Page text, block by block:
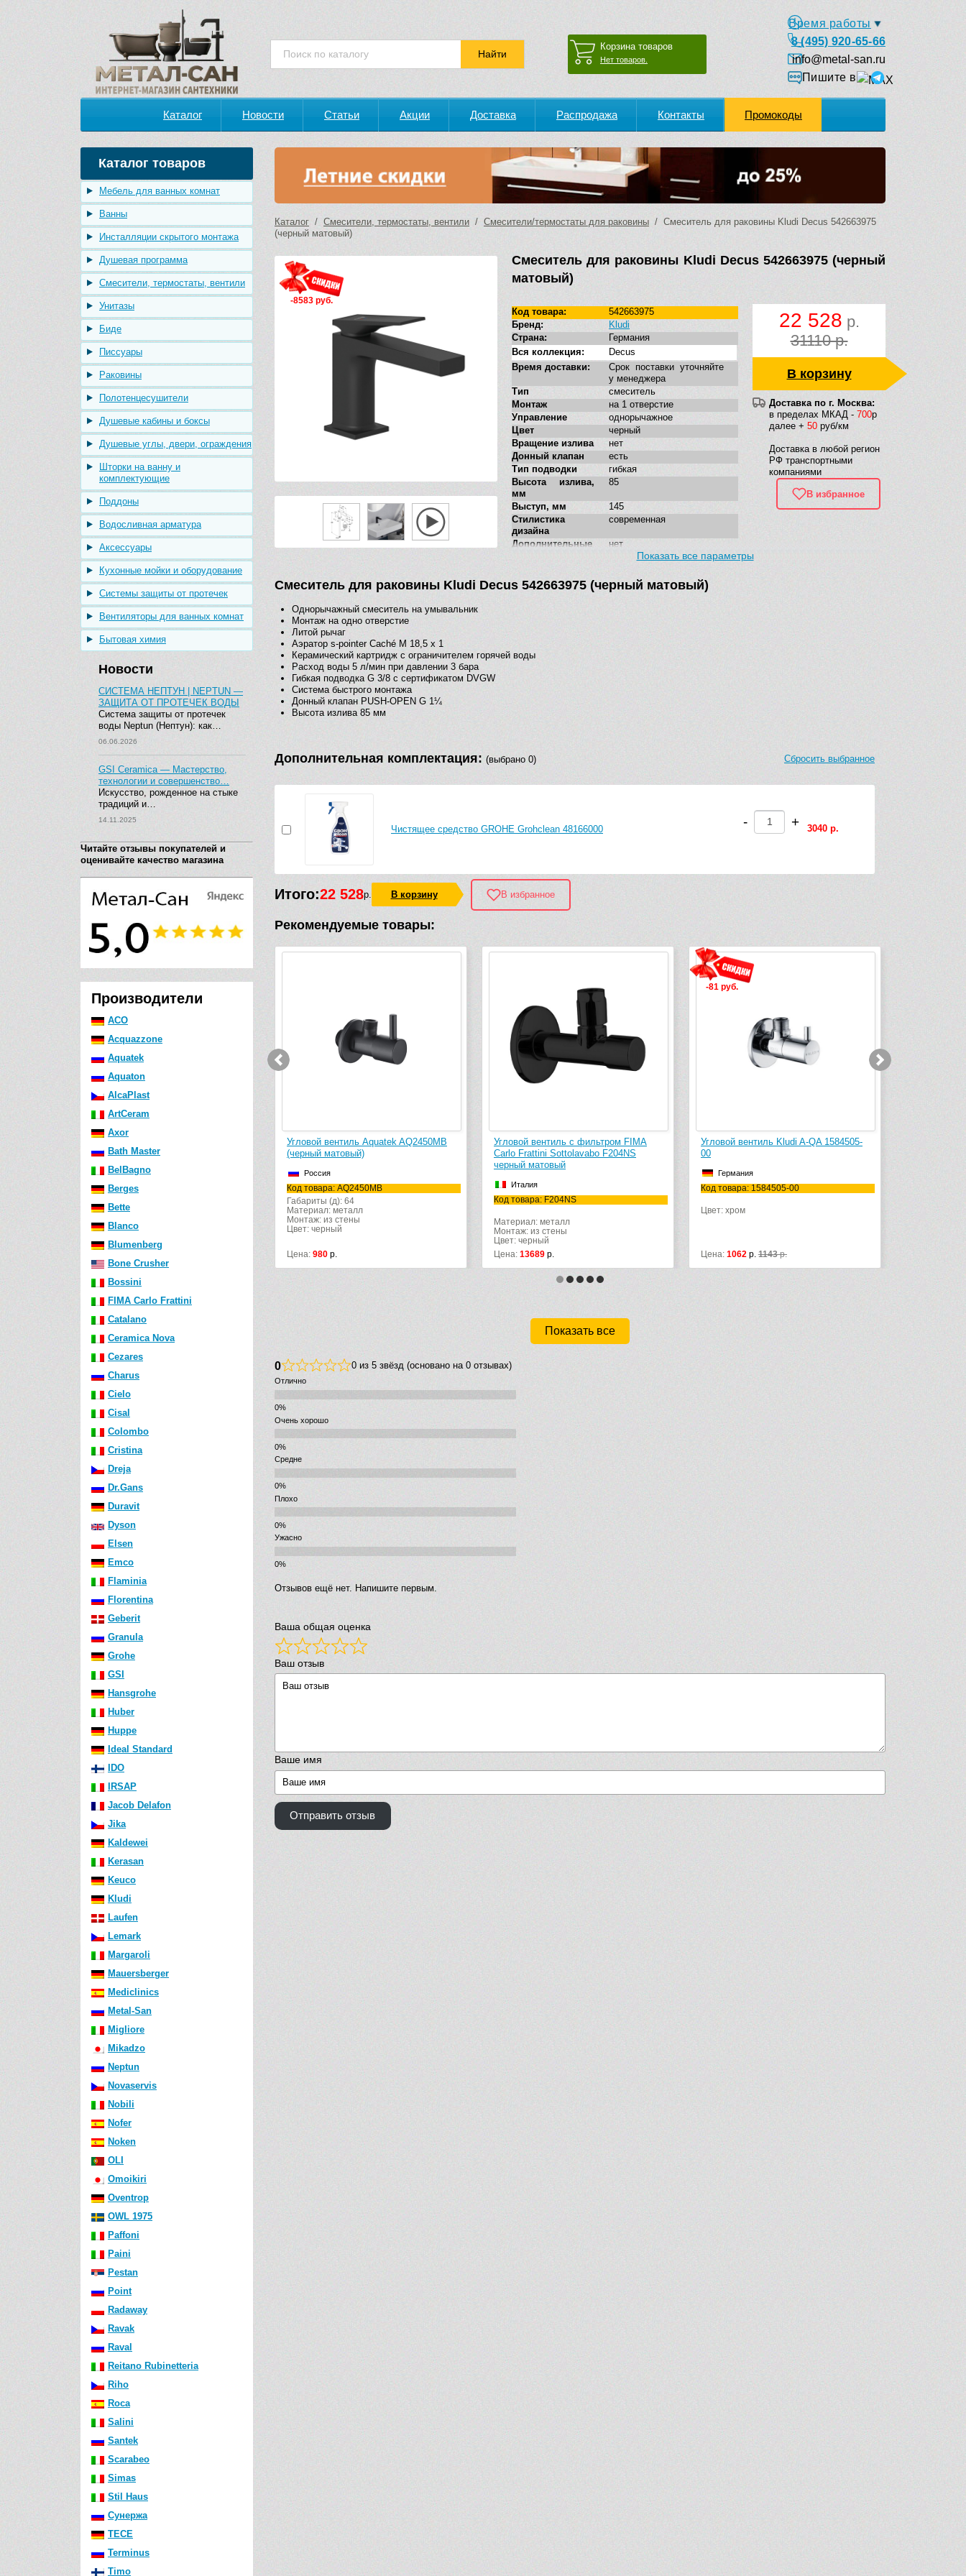
Корзина товаров
Нет товаров.
Время работы
8 (495) 920-65-66
info@metal-san.ru
Пишите в
Каталог Новости Статьи Акции Доставка Распродажа Контакты Промокоды
Каталог товаров
Мебель для ванных комнат
Ванны
Инсталляции скрытого монтажа
Душевая программа
Смесители, термостаты, вентили
Унитазы
Биде
Писсуары
Раковины
Полотенцесушители
Душевые кабины и боксы
Душевые углы, двери, ограждения
Шторки на ванну и
комплектующие
Поддоны
Водосливная арматура
Аксессуары
Кухонные мойки и оборудование
Системы защиты от протечек
Вентиляторы для ванных комнат
Бытовая химия
Новости
СИСТЕМА НЕПТУН | NEPTUN —
ЗАЩИТА ОТ ПРОТЕЧЕК ВОДЫ
Система защиты от протечек
воды Neptun (Нептун): как…
06.06.2026
GSI Ceramica — Мастерство,
технологии и совершенство…
Искусство, рожденное на стыке
традиций и…
14.11.2025
Читайте отзывы покупателей и
оценивайте качество магазина
Производители
ACO
Acquazzone
Aquatek
Aquaton
AlcaPlast
ArtCeram
Axor
Bath Master
BelBagno
Berges
Bette
Blanco
Blumenberg
Bone Crusher
Bossini
FIMA Carlo Frattini
Catalano
Ceramica Nova
Cezares
Charus
Cielo
Cisal
Colombo
Cristina
Dreja
Dr.Gans
Duravit
Dyson
Elsen
Emco
Flaminia
Florentina
Geberit
Granula
Grohe
GSI
Hansgrohe
Huber
Huppe
Ideal Standard
IDO
IRSAP
Jacob Delafon
Jika
Kaldewei
Kerasan
Keuco
Kludi
Laufen
Lemark
Margaroli
Mauersberger
Mediclinics
Metal-San
Migliore
Mikadzo
Neptun
Novaservis
Nobili
Nofer
Noken
OLI
Omoikiri
Oventrop
OWL 1975
Paffoni
Paini
Pestan
Point
Radaway
Ravak
Raval
Reitano Rubinetteria
Riho
Roca
Salini
Santek
Scarabeo
Simas
Stil Haus
Сунержа
TECE
Terminus
Timo
Каталог / Смесители, термостаты, вентили / Смесители/термостаты для раковины / Смеситель для раковины Kludi Decus 542663975
(черный матовый)
-8583 руб.
Смеситель для раковины Kludi Decus 542663975 (черный
матовый)
22 528 р.
31110 р.
В корзину
Доставка по г. Москва:
в пределах МКАД - 700р
далее + 50 руб/км
Доставка в любой регион
РФ транспортными
компаниями
В избранное
Код товара:
542663975
Бренд:
Kludi
Страна:
Германия
Вся коллекция:
Decus
Время доставки:
Срок поставки уточняйте
у менеджера
Тип
смеситель
Монтаж
на 1 отверстие
Управление
однорычажное
Цвет
черный
Вращение излива
нет
Донный клапан
есть
Тип подводки
гибкая
Высота излива,
мм
85
Выступ, мм
145
Стилистика
дизайна
современная
Дополнительные
нет
Показать все параметры
Смеситель для раковины Kludi Decus 542663975 (черный матовый)
Однорычажный смеситель на умывальник
Монтаж на одно отверстие
Литой рычаг
Аэратор s-pointer Caché M 18,5 x 1
Керамический картридж с ограничителем горячей воды
Расход воды 5 л/мин при давлении 3 бара
Гибкая подводка G 3/8 с сертификатом DVGW
Система быстрого монтажа
Донный клапан PUSH-OPEN G 1¼
Высота излива 85 мм
Дополнительная комплектация: (выбрано 0) Сбросить выбранное
Чистящее средство GROHE Grohclean 48166000 - + 3040 р.
Итого:22 528р. В корзину В избранное
Рекомендуемые товары:
AlcaPlast ARV001-BLACK (черный
матовый)
Чехия
Угловой вентиль Aquatek AQ2450MB
(черный матовый)
Россия
Код товара: AQ2450MB
Габариты (д): 64
Материал: металл
Монтаж: из стены
Цвет: черный
Цена: 980 р.
Угловой вентиль с фильтром FIMA
Carlo Frattini Sottolavabo F204NS
черный матовый
Италия
Код товара: F204NS
Материал: металл
Монтаж: из стены
Цвет: черный
Цена: 13689 р.
-81 руб.
Угловой вентиль Kludi A-QA 1584505-
00
Германия
Код товара: 1584505-00
Цвет: хром
Цена: 1062 р.1143р.
Показать все
0 0 из 5 звёзд (основано на 0 отзывах)
Отлично
Очень хорошо
Средне
Плохо
Ужасно
Отзывов ещё нет. Напишите первым.
Ваша общая оценка
Ваш отзыв
Ваше имя
Отправить отзыв